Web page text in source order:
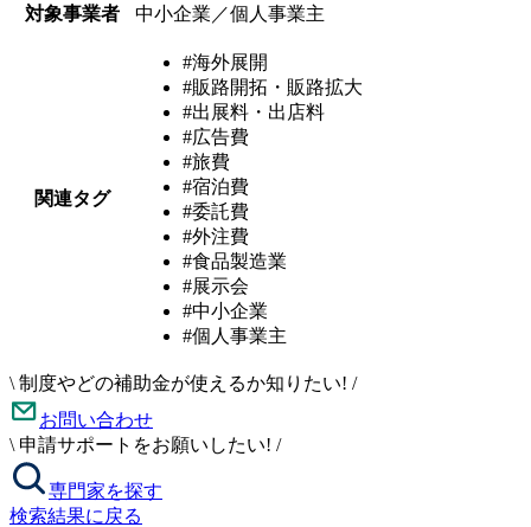
対象事業者
中小企業／個人事業主
関連タグ
#海外展開
#販路開拓・販路拡大
#出展料・出店料
#広告費
#旅費
#宿泊費
#委託費
#外注費
#食品製造業
#展示会
#中小企業
#個人事業主
\ 制度やどの補助金が使えるか知りたい! /
お問い合わせ
\ 申請サポートをお願いしたい! /
専門家を探す
検索結果に戻る